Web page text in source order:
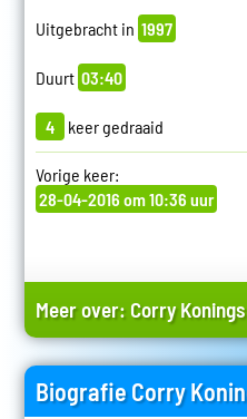
Uitgebracht in 1997
Duurt 03:40
4 keer gedraaid
Vorige keer:
28-04-2016 om 10:36 uur
Meer over: Corry Konings
Biografie Corry